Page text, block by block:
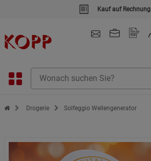
Kauf auf Rechnung
Zur Startseite des Kopp Verlag Online-Shop
Drogerie Solfeggio Wellengenerator